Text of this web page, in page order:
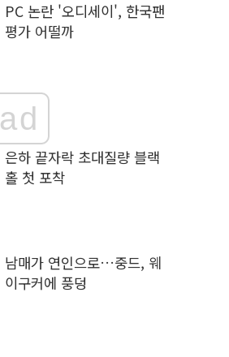
PC 논란 '오디세이', 한국팬
평가 어떨까
ad
은하 끝자락 초대질량 블랙
홀 첫 포착
남매가 연인으로…중드, 웨
이구커에 풍덩